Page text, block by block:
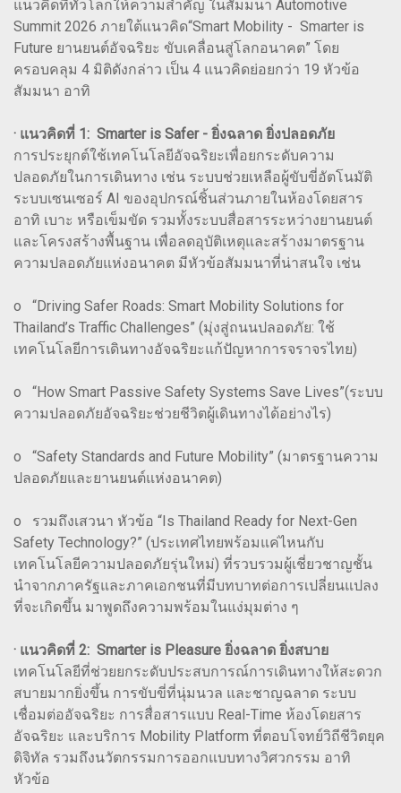
แนวคิดที่ทั่วโลกให้ความสำคัญ ในสัมมนา Automotive
Summit 2026 ภายใต้แนวคิด“Smart Mobility - Smarter is
Future ยานยนต์อัจฉริยะ ขับเคลื่อนสู่โลกอนาคต” โดย
ครอบคลุม 4 มิติดังกล่าว เป็น 4 แนวคิดย่อยกว่า 19 หัวข้อ
สัมมนา อาทิ
· แนวคิดที่ 1: Smarter is Safer - ยิ่งฉลาด ยิ่งปลอดภัย
การประยุกต์ใช้เทคโนโลยีอัจฉริยะเพื่อยกระดับความ
ปลอดภัยในการเดินทาง เช่น ระบบช่วยเหลือผู้ขับขี่อัตโนมัติ
ระบบเซนเซอร์ AI ของอุปกรณ์ชิ้นส่วนภายในห้องโดยสาร
อาทิ เบาะ หรือเข็มขัด รวมทั้งระบบสื่อสารระหว่างยานยนต์
และโครงสร้างพื้นฐาน เพื่อลดอุบัติเหตุและสร้างมาตรฐาน
ความปลอดภัยแห่งอนาคต มีหัวข้อสัมมนาที่น่าสนใจ เช่น
o “Driving Safer Roads: Smart Mobility Solutions for
Thailand’s Traffic Challenges” (มุ่งสู่ถนนปลอดภัย: ใช้
เทคโนโลยีการเดินทางอัจฉริยะแก้ปัญหาการจราจรไทย)
o “How Smart Passive Safety Systems Save Lives”(ระบบ
ความปลอดภัยอัจฉริยะช่วยชีวิตผู้เดินทางได้อย่างไร)
o “Safety Standards and Future Mobility” (มาตรฐานความ
ปลอดภัยและยานยนต์แห่งอนาคต)
o รวมถึงเสวนา หัวข้อ “Is Thailand Ready for Next-Gen
Safety Technology?” (ประเทศไทยพร้อมแค่ไหนกับ
เทคโนโลยีความปลอดภัยรุ่นใหม่) ที่รวบรวมผู้เชี่ยวชาญชั้น
นำจากภาครัฐและภาคเอกชนที่มีบทบาทต่อการเปลี่ยนแปลง
ที่จะเกิดขึ้น มาพูดถึงความพร้อมในแง่มุมต่าง ๆ
· แนวคิดที่ 2: Smarter is Pleasure ยิ่งฉลาด ยิ่งสบาย
เทคโนโลยีที่ช่วยยกระดับประสบการณ์การเดินทางให้สะดวก
สบายมากยิ่งขึ้น การขับขี่ที่นุ่มนวล และชาญฉลาด ระบบ
เชื่อมต่ออัจฉริยะ การสื่อสารแบบ Real-Time ห้องโดยสาร
อัจฉริยะ และบริการ Mobility Platform ที่ตอบโจทย์วิถีชีวิตยุค
ดิจิทัล รวมถึงนวัตกรรมการออกแบบทางวิศวกรรม อาทิ
หัวข้อ